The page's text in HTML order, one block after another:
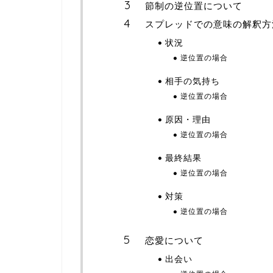
節制の逆位置について
スプレッドでの意味の解釈
状況
逆位置の場合
相手の気持ち
逆位置の場合
原因・理由
逆位置の場合
最終結果
逆位置の場合
対策
逆位置の場合
恋愛について
出会い